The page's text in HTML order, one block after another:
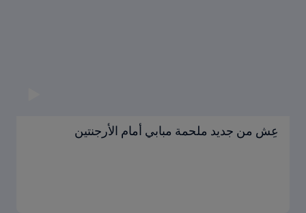
عِش من جديد ملحمة مبابي أمام الأرجنتين